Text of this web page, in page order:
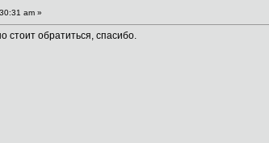
am »
стоит обратиться, спасибо.